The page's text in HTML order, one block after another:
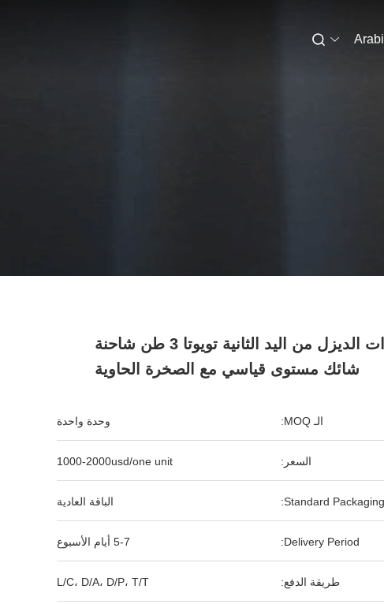
سيارات الديزل من اليد الثانية تويوتا 3 طن شاحنة
شائك مستوى قياسي مع الصخرة الحاوية
الـ MOQ: وحدة واحدة
السعر: 1000-2000usd/one unit
Standard Packaging: الباقة العادية
Delivery Period: 5-7 أيام الأسبوع
طريقة الدفع: L/C، D/A، D/P، T/T